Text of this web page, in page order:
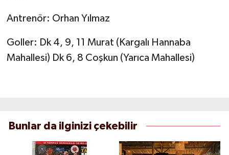
Antrenör: Orhan Yılmaz
Goller: Dk 4, 9, 11 Murat (Kargalı Hannaba
Mahallesi) Dk 6, 8 Coşkun (Yarıca Mahallesi)
Bunlar da ilginizi çekebilir